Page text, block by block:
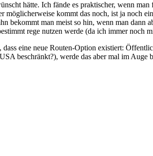
hätte. Ich fände es praktischer, wenn
möglicherweise kommt das noch, ist ja noch
bekommt man meist so hin, wenn man
rege nutzen werde (da ich immer noch
eine neue Routen-Option existiert:
beschränkt?), werde das aber mal im